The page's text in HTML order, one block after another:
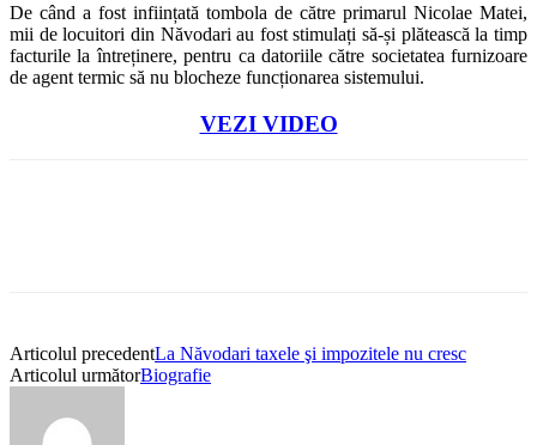
De când a fost inființată tombola de către primarul Nicolae Matei,
mii de locuitori din Năvodari au fost stimulați să-și plătească la timp
facturile la întreținere, pentru ca datoriile către societatea furnizoare
de agent termic să nu blocheze funcționarea sistemului.
VEZI VIDEO
Articolul precedentLa Năvodari taxele şi impozitele nu cresc
Articolul următorBiografie